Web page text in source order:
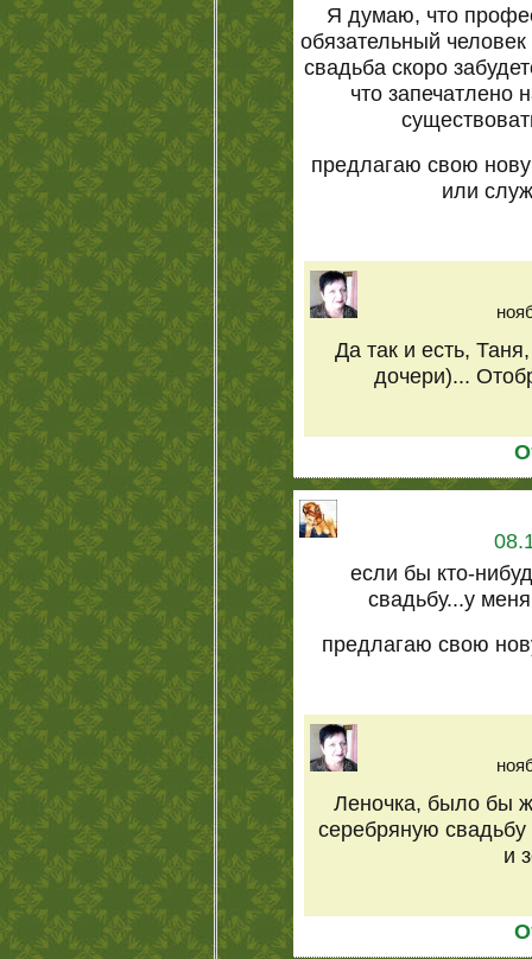
Я думаю, что
обязательный
свадьба скоро
что запечатлено
предлагаю свою
или
Да так и есть,
дочери)...
если бы кто-
свадьбу...у
предлагаю свою
Леночка, было бы
серебряную
и